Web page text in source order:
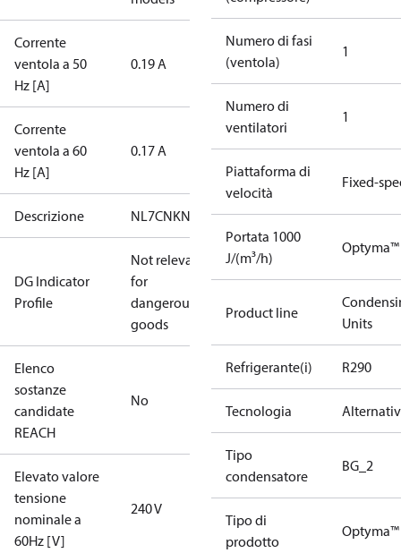
Corrente
ventola a 50
Hz [A]
0.19 A
Corrente
ventola a 60
Hz [A]
0.17 A
Descrizione NL7CNKN0
DG Indicator
Profile
Not relevant
for
dangerous
goods
Elenco
sostanze
candidate
REACH
No
Elevato valore
tensione
nominale a
60Hz [V]
240 V
Numero di fasi
(ventola)
1
Numero di
ventilatori
1
Piattaforma di
velocità
Fixed-
Portata 1000
J/(m³/h)
Optyma™
Product line
Units
Refrigerante(i) R290
Tecnologia
Tipo
condensatore
BG_2
Tipo di
prodotto
Optyma™